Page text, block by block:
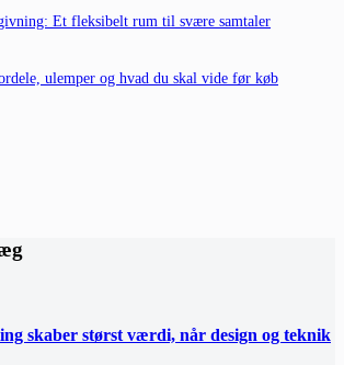
Et fleksibelt rum til svære samtaler
ulemper og hvad du skal vide før køb
skaber størst værdi, når design og teknik